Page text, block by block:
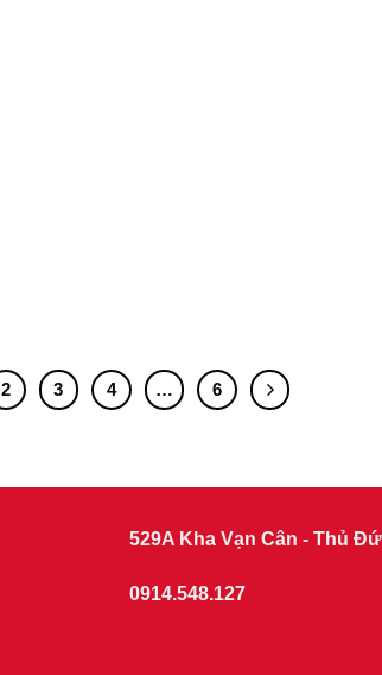
2 3 4 … 6
529A Kha Vạn Cân - Thủ
0914.548.127